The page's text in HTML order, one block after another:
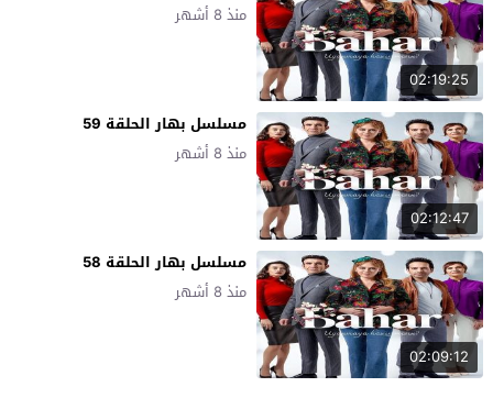
02:19:25
منذ 8 أشهر
02:12:47
مسلسل بهار الحلقة 59
منذ 8 أشهر
02:09:12
مسلسل بهار الحلقة 58
منذ 8 أشهر